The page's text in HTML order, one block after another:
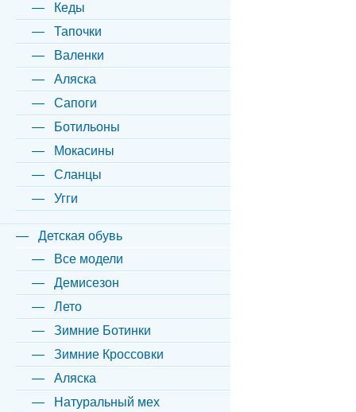
Кеды
Тапочки
Валенки
Аляска
Сапоги
Ботильоны
Мокасины
Сланцы
Угги
Детская обувь
Все модели
Демисезон
Лето
Зимние Ботинки
Зимние Кроссовки
Аляска
Натуральный мех